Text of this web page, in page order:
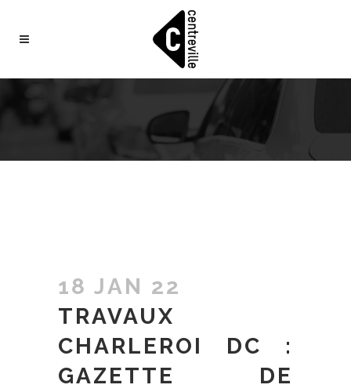
18 JAN 22
TRAVAUX
CHARLEROI DC :
GAZETTE DE